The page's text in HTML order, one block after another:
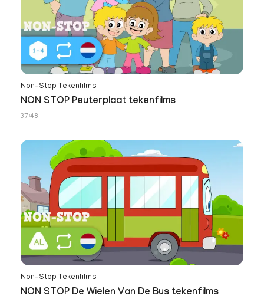
Non-Stop Tekenfilms
NON STOP Peuterplaat tekenfilms
37:48
Non-Stop Tekenfilms
NON STOP De Wielen Van De Bus tekenfilms